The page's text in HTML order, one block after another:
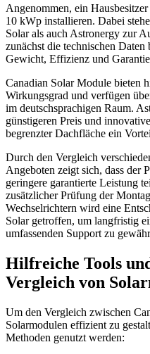
Angenommen, ein
10 kWp installieren. Dabei
Solar als auch Astronergy zur
zunächst die technischen
Gewicht, Effizienz und
Canadian Solar Module bieten
Wirkungsgrad und verfügen
im deutschsprachigen Raum.
günstigeren Preis und
begrenzter Dachfläche ein
Durch den Vergleich
Angeboten zeigt sich, dass der
geringere garantierte Leistung
zusätzlicher Prüfung der
Wechselrichtern wird eine
Solar getroffen, um langfristig
umfassenden Support zu
Hilfreiche Tools
Vergleich von
Um den Vergleich zwischen
Solarmodulen effizient zu
Methoden genutzt werden: